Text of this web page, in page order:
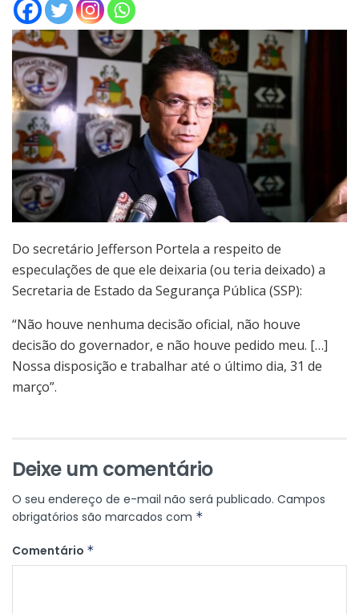
Do secretário Jefferson Portela a respeito de
especulações de que ele deixaria (ou teria deixado) a
Secretaria de Estado da Segurança Pública (SSP):
“Não houve nenhuma decisão oficial, não houve
decisão do governador, e não houve pedido meu. […]
Nossa disposição e trabalhar até o último dia, 31 de
março”.
Deixe um comentário
O seu endereço de e-mail não será publicado. Campos
obrigatórios são marcados com *
Comentário *